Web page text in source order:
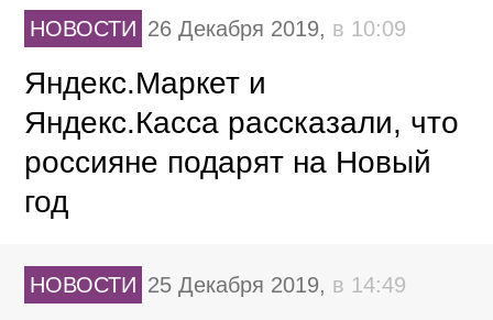
НОВОСТИ 26 Декабря 2019, в 10:09
Яндекс.Маркет и
Яндекс.Касса рассказали, что
россияне подарят на Новый
год
НОВОСТИ 25 Декабря 2019, в 14:49